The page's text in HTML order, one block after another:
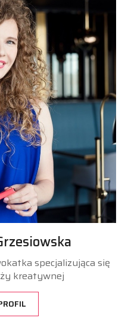
specjalizująca się
kreatywnej